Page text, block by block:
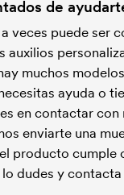
de
veces puede ser
auxilios
muchos
ayuda o
en contactar con
enviarte una
producto cumple
dudes y